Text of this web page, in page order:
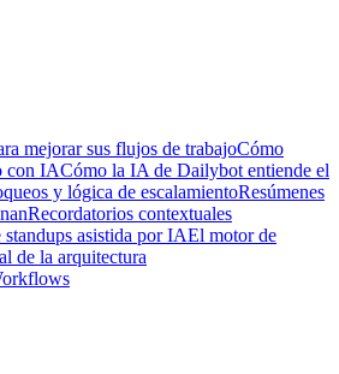
mejorar sus flujos de trabajoCómo
con IACómo la IA de Dailybot entiende el
y lógica de escalamientoResúmenes
Recordatorios contextuales
asistida por IAEl motor de
de la arquitectura